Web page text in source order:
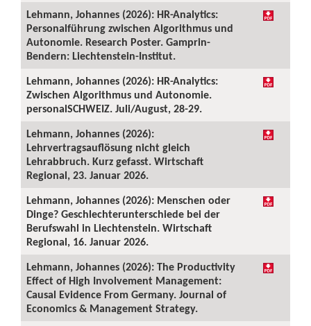
Lehmann, Johannes (2026): HR-Analytics:
Personalführung zwischen Algorithmus und
Autonomie. Research Poster. Gamprin-
Bendern: Liechtenstein-Institut.
Lehmann, Johannes (2026): HR-Analytics:
Zwischen Algorithmus und Autonomie.
personalSCHWEIZ. Juli/August, 28-29.
Lehmann, Johannes (2026):
Lehrvertragsauflösung nicht gleich
Lehrabbruch. Kurz gefasst. Wirtschaft
Regional, 23. Januar 2026.
Lehmann, Johannes (2026): Menschen oder
Dinge? Geschlechterunterschiede bei der
Berufswahl in Liechtenstein. Wirtschaft
Regional, 16. Januar 2026.
Lehmann, Johannes (2026): The Productivity
Effect of High Involvement Management:
Causal Evidence From Germany. Journal of
Economics & Management Strategy.